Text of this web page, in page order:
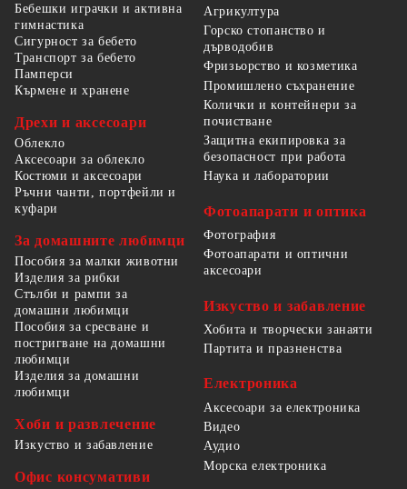
Бебешки играчки и активна
гимнастика
Сигурност за бебето
Транспорт за бебето
Памперси
Кърмене и хранене
Дрехи и аксесоари
Облекло
Аксесоари за облекло
Костюми и аксесоари
Ръчни чанти, портфейли и
куфари
За домашните любимци
Пособия за малки животни
Изделия за рибки
Стълби и рампи за
домашни любимци
Пособия за сресване и
постригване на домашни
любимци
Изделия за домашни
любимци
Хоби и развлечение
Изкуство и забавление
Офис консумативи
Агрикултура
Горско стопанство и
дърводобив
Фризьорство и козметика
Промишлено съхранение
Колички и контейнери за
почистване
Защитна екипировка за
безопасност при работа
Наука и лаборатории
Фотоапарати и оптика
Фотография
Фотоапарати и оптични
аксесоари
Изкуство и забавление
Хобита и творчески занаяти
Партита и празненства
Електроника
Аксесоари за електроника
Видео
Аудио
Морска електроника